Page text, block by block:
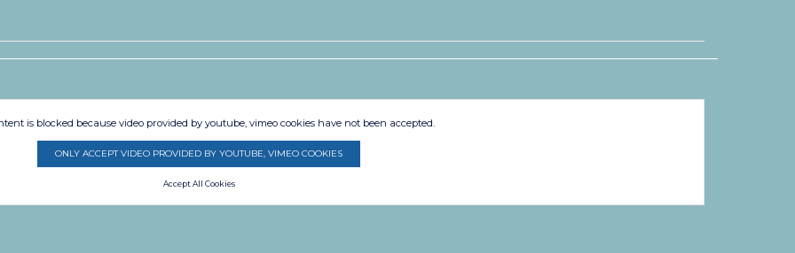
is blocked because video provided by youtube, vimeo cookies have not been accepted.
ONLY ACCEPT VIDEO PROVIDED BY YOUTUBE, VIMEO COOKIES
Accept All Cookies